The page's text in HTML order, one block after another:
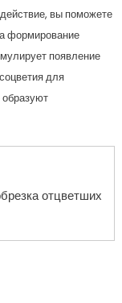
вы поможете
формирование
появление
для
образуют
отцветших